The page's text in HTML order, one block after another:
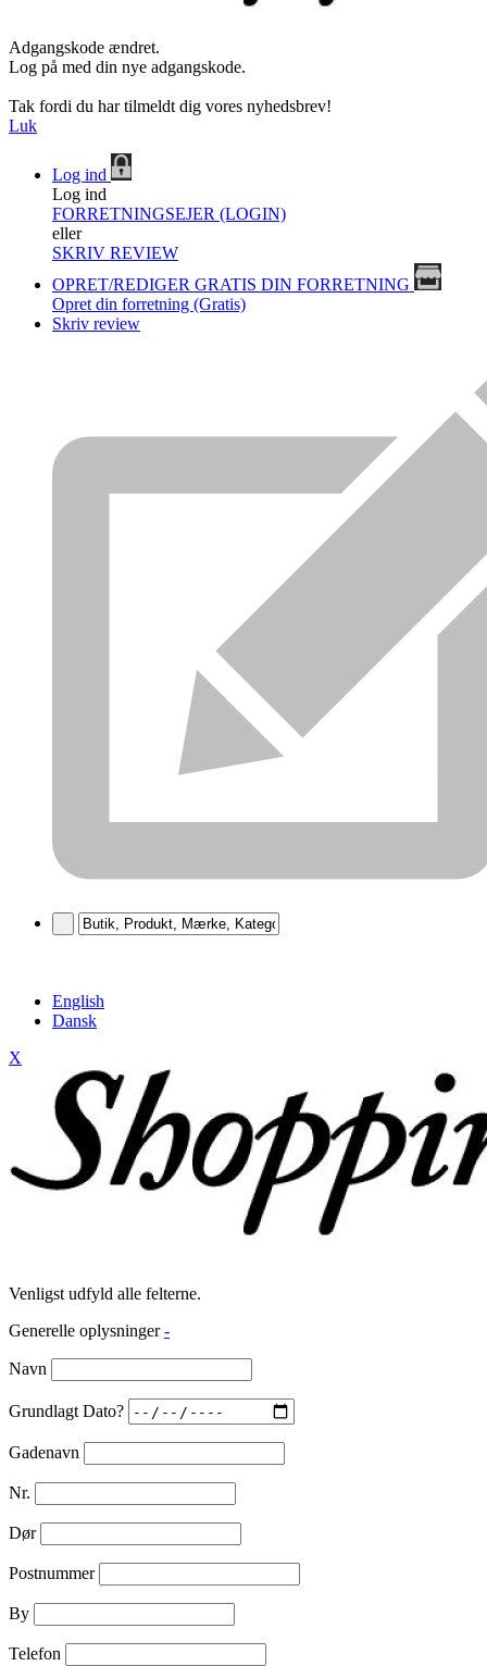
Adgangskode ændret.
Log på med din nye adgangskode.
Tak fordi du har tilmeldt dig vores nyhedsbrev!
Luk
Log ind
Log ind
FORRETNINGSEJER (LOGIN)
eller
SKRIV REVIEW
OPRET/REDIGER GRATIS DIN FORRETNING
Opret din forretning (Gratis)
Skriv review
English
Dansk
X
Venligst udfyld alle felterne.
Generelle oplysninger -
Navn
Grundlagt Dato?
Gadenavn
Nr.
Dør
Postnummer
By
Telefon